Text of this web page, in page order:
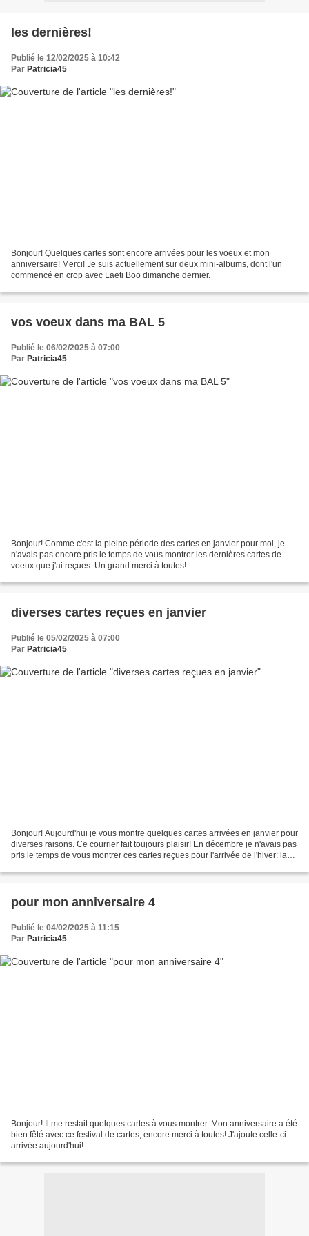
les dernières!
Publié le 12/02/2025 à 10:42
Par Patricia45
Bonjour! Quelques cartes sont encore arrivées pour les voeux et mon
anniversaire! Merci! Je suis actuellement sur deux mini-albums, dont l'un
commencé en crop avec Laeti Boo dimanche dernier.
vos voeux dans ma BAL 5
Publié le 06/02/2025 à 07:00
Par Patricia45
Bonjour! Comme c'est la pleine période des cartes en janvier pour moi, je
n'avais pas encore pris le temps de vous montrer les dernières cartes de
voeux que j'ai reçues. Un grand merci à toutes!
diverses cartes reçues en janvier
Publié le 05/02/2025 à 07:00
Par Patricia45
Bonjour! Aujourd'hui je vous montre quelques cartes arrivées en janvier pour
diverses raisons. Ce courrier fait toujours plaisir! En décembre je n'avais pas
pris le temps de vous montrer ces cartes reçues pour l'arrivée de l'hiver: la
pour mon anniversaire 4
Publié le 04/02/2025 à 11:15
Par Patricia45
Bonjour! Il me restait quelques cartes à vous montrer. Mon anniversaire a été
bien fêté avec ce festival de cartes, encore merci à toutes! J'ajoute celle-ci
arrivée aujourd'hui!